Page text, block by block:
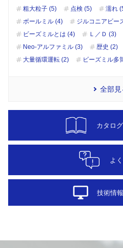
粗大粒子 (5)
点検 (5) 濡れ
ボールミル (4)
ジルコニアビー
ビーズミルとは (4)
Ｌ／Ｄ (3)
Neo-アルファミル (3)
歴史 (2)
大量循環運転 (2)
ビーズミル多
全部見
カタロ
よ
desktop_windows 技術情